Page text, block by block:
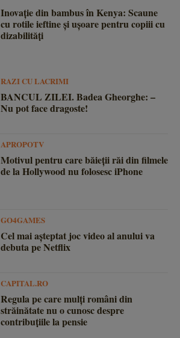
Inovație din bambus în Kenya: Scaune
cu rotile ieftine și ușoare pentru copiii cu
dizabilități
RAZI CU LACRIMI
BANCUL ZILEI. Badea Gheorghe: –
Nu pot face dragoste!
APROPOTV
Motivul pentru care băieții răi din filmele
de la Hollywood nu folosesc iPhone
GO4GAMES
Cel mai așteptat joc video al anului va
debuta pe Netflix
CAPITAL.RO
Regula pe care mulți români din
străinătate nu o cunosc despre
contribuțiile la pensie